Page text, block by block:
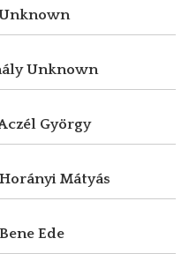
Unknown
György
Horányi Mátyás
Bene Ede